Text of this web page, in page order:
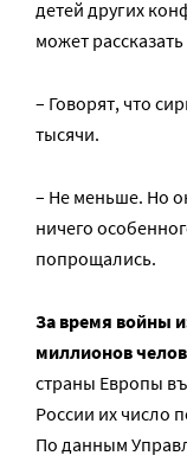
детей других
может
– Говорят, что
тысячи.
– Не меньше. Но
ничего
попрощались.
За время войны
миллионов
страны Европы
России их число
По данным